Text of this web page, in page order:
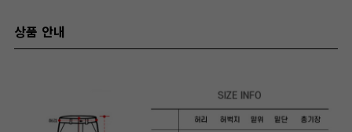
상품 안내